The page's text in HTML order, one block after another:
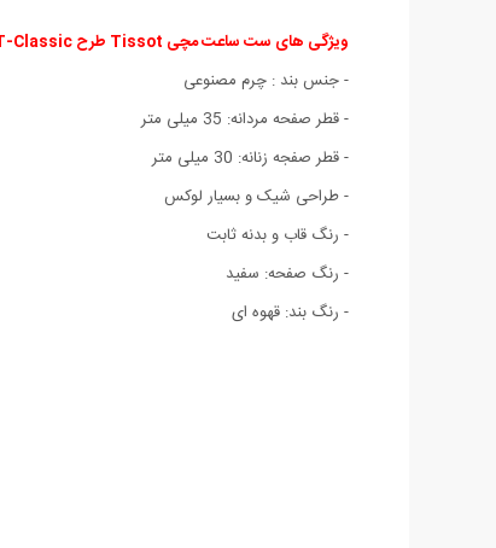
ویژگی های ست ساعت مچی Tissot طرح T-Classic :
- جنس بند : چرم مصنوعی
- قطر صفحه مردانه: 35 میلی متر
- قطر صفجه زنانه: 30 میلی متر
- طراحی شیک و بسیار لوکس
- رنگ قاب و بدنه ثابت
- رنگ صفحه: سفید
- رنگ بند: قهوه ای